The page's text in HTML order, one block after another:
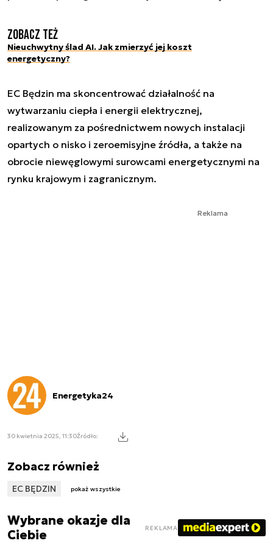
Zobacz też
Nieuchwytny ślad AI. Jak zmierzyć jej koszt
energetyczny?
EC Będzin ma skoncentrować działalność na
wytwarzaniu ciepła i energii elektrycznej,
realizowanym za pośrednictwem nowych instalacji
opartych o nisko i zeroemisyjne źródła, a także na
obrocie niewęglowymi surowcami energetycznymi na
rynku krajowym i zagranicznym.
Reklama
Energetyka24
30 kwietnia 2025, 11:30Źródło:
Zobacz również
EC BĘDZIN pokaż wszystkie
Wybrane okazje dla
Ciebie
REKLAMA